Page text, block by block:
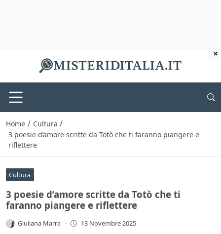
Home / Cultura /
3 poesie d’amore scritte da Totò che ti faranno piangere e
riflettere
Cultura
3 poesie d’amore scritte da Totò che ti
faranno piangere e riflettere
Giuliana Marra - 13 Novembre 2025
×